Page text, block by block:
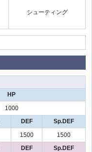
シューティング
HP
1000
DEF
Sp.DEF
1500 1500
DEF
Sp.DEF